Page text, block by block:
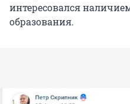
интересовался
образования.